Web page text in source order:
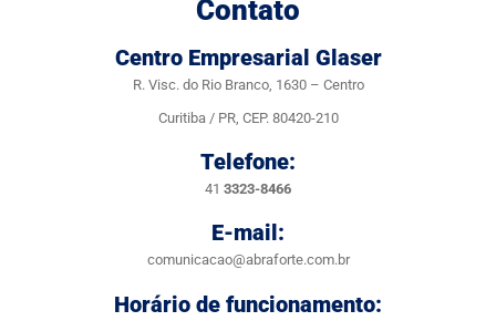
Contato
Centro Empresarial Glaser
R. Visc. do Rio Branco, 1630 – Centro
Curitiba / PR, CEP. 80420-210
Telefone:
41 3323-8466
E-mail:
comunicacao@abraforte.com.br
Horário de funcionamento: